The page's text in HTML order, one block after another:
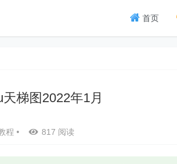
首页
天梯图2022年1月
程 • 817 阅读